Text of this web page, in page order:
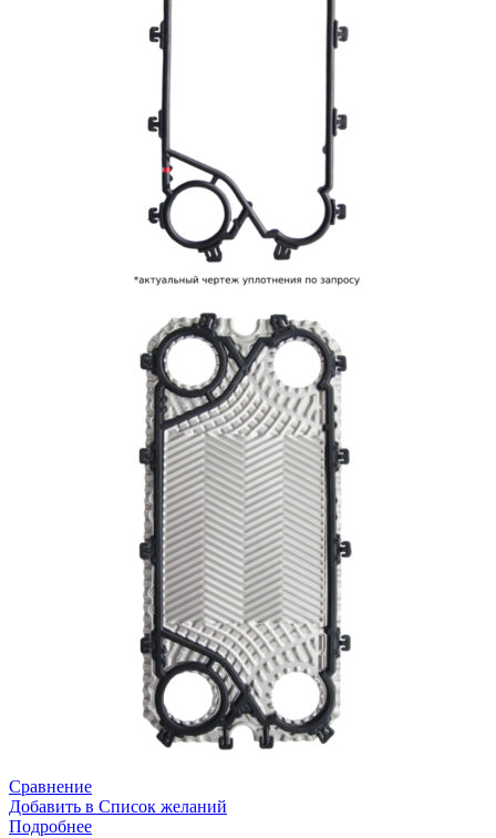
Сравнение
Добавить в Список желаний
Подробнее